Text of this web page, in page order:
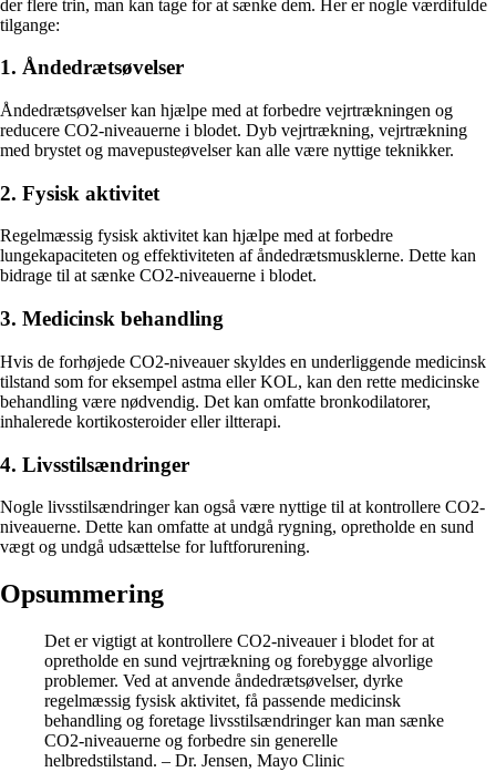
der flere trin, man kan tage for at sænke dem. Her er nogle værdifulde
tilgange:
1. Åndedrætsøvelser
Åndedrætsøvelser kan hjælpe med at forbedre vejrtrækningen og
reducere CO2-niveauerne i blodet. Dyb vejrtrækning, vejrtrækning
med brystet og mavepusteøvelser kan alle være nyttige teknikker.
2. Fysisk aktivitet
Regelmæssig fysisk aktivitet kan hjælpe med at forbedre
lungekapaciteten og effektiviteten af åndedrætsmusklerne. Dette kan
bidrage til at sænke CO2-niveauerne i blodet.
3. Medicinsk behandling
Hvis de forhøjede CO2-niveauer skyldes en underliggende medicinsk
tilstand som for eksempel astma eller KOL, kan den rette medicinske
behandling være nødvendig. Det kan omfatte bronkodilatorer,
inhalerede kortikosteroider eller iltterapi.
4. Livsstilsændringer
Nogle livsstilsændringer kan også være nyttige til at kontrollere CO2-
niveauerne. Dette kan omfatte at undgå rygning, opretholde en sund
vægt og undgå udsættelse for luftforurening.
Opsummering
Det er vigtigt at kontrollere CO2-niveauer i blodet for at
opretholde en sund vejrtrækning og forebygge alvorlige
problemer. Ved at anvende åndedrætsøvelser, dyrke
regelmæssig fysisk aktivitet, få passende medicinsk
behandling og foretage livsstilsændringer kan man sænke
CO2-niveauerne og forbedre sin generelle
helbredstilstand. – Dr. Jensen, Mayo Clinic